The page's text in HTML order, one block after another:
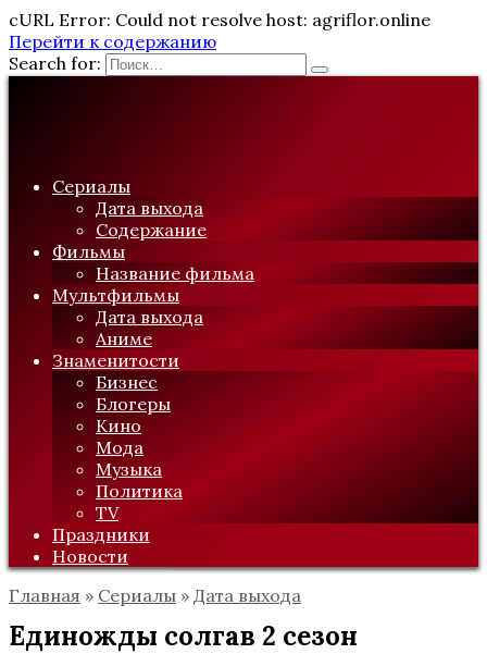
cURL Error: Could not resolve host: agriflor.online
Перейти к содержанию
Search for:
Сериалы
Дата выхода
Содержание
Фильмы
Название фильма
Мультфильмы
Дата выхода
Аниме
Знаменитости
Бизнес
Блогеры
Кино
Мода
Музыка
Политика
TV
Праздники
Новости
Главная » Сериалы » Дата выхода
Единожды солгав 2 сезон